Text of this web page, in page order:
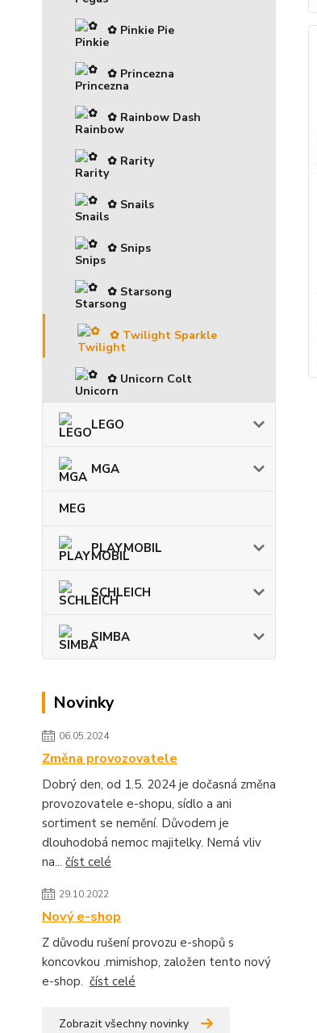
✿ Pinkie Pie
✿ Princezna
✿ Rainbow Dash
✿ Rarity
✿ Snails
✿ Snips
✿ Starsong
✿ Twilight Sparkle
✿ Unicorn Colt
LEGO
MGA
MEG
PLAYMOBIL
SCHLEICH
SIMBA
Novinky
06.05.2024
Změna provozovatele
Dobrý den, od 1.5. 2024 je dočasná změna
provozovatele e-shopu, sídlo a ani
sortiment se nemění. Důvodem je
dlouhodobá nemoc majitelky. Nemá vliv
na... číst celé
29.10.2022
Nový e-shop
Z důvodu rušení provozu e-shopů s
koncovkou .mimishop, založen tento nový
e-shop. číst celé
Zobrazit všechny novinky